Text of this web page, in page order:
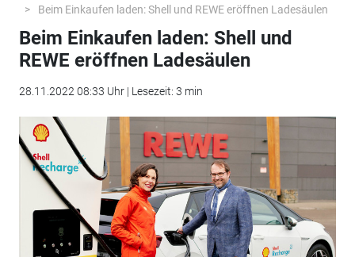
Beim Einkaufen laden: Shell und REWE eröffnen Ladesäulen
Beim Einkaufen laden: Shell und
REWE eröffnen Ladesäulen
28.11.2022 08:33 Uhr | Lesezeit: 3 min